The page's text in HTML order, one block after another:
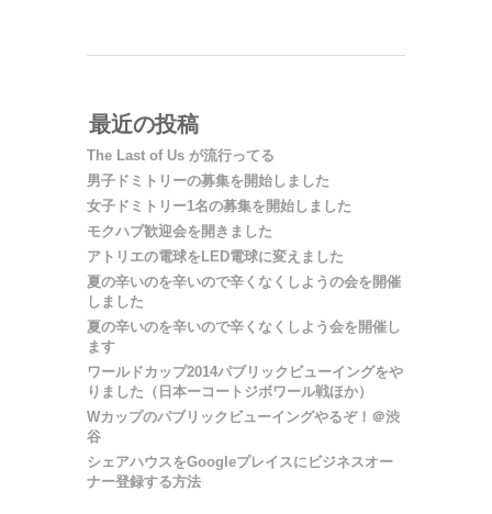
最近の投稿
The Last of Us が流行ってる
男子ドミトリーの募集を開始しました
女子ドミトリー1名の募集を開始しました
モクハブ歓迎会を開きました
アトリエの電球をLED電球に変えました
夏の辛いのを辛いので辛くなくしようの会を開催
しました
夏の辛いのを辛いので辛くなくしよう会を開催し
ます
ワールドカップ2014パブリックビューイングをや
りました（日本ーコートジボワール戦ほか）
Wカップのパブリックビューイングやるぞ！＠渋
谷
シェアハウスをGoogleプレイスにビジネスオー
ナー登録する方法